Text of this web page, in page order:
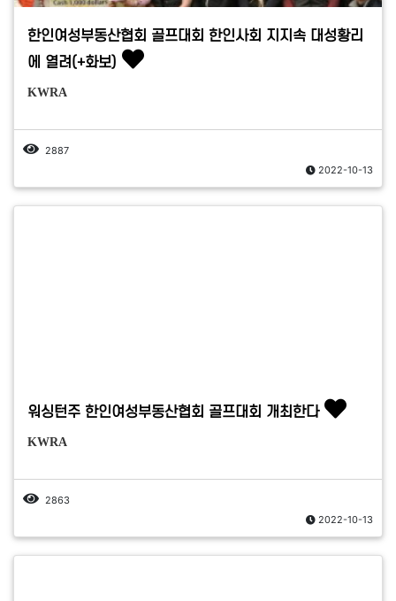
한인여성부동산협회 골프대회 한인사회 지지속 대성황리
에 열려(+화보)
KWRA
2887
2022-10-13
워싱턴주 한인여성부동산협회 골프대회 개최한다
KWRA
2863
2022-10-13